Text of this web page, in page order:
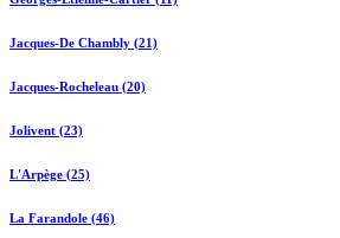
Jacques-De Chambly (21)
Jacques-Rocheleau (20)
Jolivent (23)
L'Arpège (25)
La Farandole (46)